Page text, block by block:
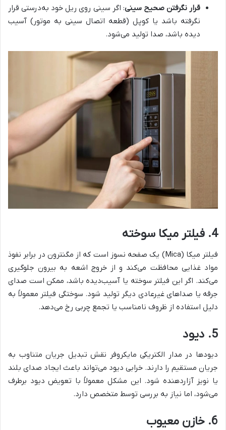
قرار نگرفتن صحیح سینی: اگر سینی روی ریل خود به‌درستی قرار
نگرفته باشد یا کوپل (قطعه اتصال سینی به موتور) آسیب
دیده باشد، صدا تولید می‌شود.
4. فیلتر میکا سوخته
فیلتر میکا (Mica) یک صفحه نسوز است که از مگنترون در برابر نفوذ
مواد غذایی محافظت می‌کند و از خروج اشعه به بیرون جلوگیری
می‌کند. اگر این فیلتر سوخته یا آسیب‌دیده باشد، ممکن است صدای
جرقه یا صداهای غیرعادی دیگر تولید شود. سوختگی فیلتر معمولاً به
دلیل استفاده از ظروف نامناسب یا تجمع چربی رخ می‌دهد.
5. دیود
دیودها در مدار الکتریکی مایکروفر نقش تبدیل جریان متناوب به
جریان مستقیم را دارند. خرابی دیود می‌تواند باعث ایجاد صدای بلند
یا نویز آزاردهنده شود. این مشکل معمولاً با تعویض دیود برطرف
می‌شود، اما نیاز به بررسی توسط متخصص دارد.
6. خازن معیوب